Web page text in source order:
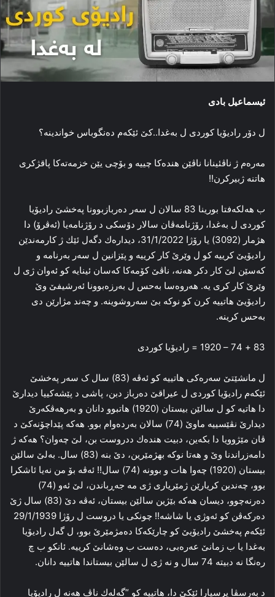
ئیسماعیل بادی
ل دۆر راديۆيا كوردى ل به‌غدا..كێ ئێكه‌م ده‌نگوباس خواندينه‌؟
مه‌ره‌م‌ ژ ناڤئينانا ناڤێن هنده‌كا چييه‌ و بۆچى يێن خزمه‌ته‌كا پاقژكرى
هاتنه‌ ژبيركرن!!
ب هه‌لكه‌فتا بورينا 83 سالان ل سه‌ر ده‌ربازبوونا په‌خشێ راديۆيا
كوردى ل به‌غدا، رۆژنامه‌ڤان سالار دۆسكى د رۆژنامه‌يا (ئه‌ڤرۆ) دا
هژمار (3092) يا رۆژا 31/1/2022، ديداره‌ك دگه‌ل ئێك ژ كارمه‌ندێن
راديۆيێ كرييه‌ كو ل وێرێ كار كرييه‌ و پێزانين ل سه‌ر به‌رنامه‌ و
كه‌سێن لێ كار دكر هه‌نه‌، ناڤێ كۆمه‌كا كه‌سان ئينايه‌ كو ئه‌وان ژى ل
وێرێ كار كرى يه. هه‌روه‌سا به‌حس ل به‌رزه‌بوونا ئه‌رشيفێ وێ
راديۆيێ هاتييه‌ كرن كو نوكه‌ بێ سه‌روشوينه‌. و چه‌ند مژارێن دى
به‌حس كرينه‌.‌
83 + 74 – 1920 = راديۆيا كوردى
ل مانشێتێ سه‌ره‌كى هاتييه‌ كو ئه‌ڤه‌ (83) سال ک سه‌ر په‌خشێ
ئێكه‌م راديۆيا كوردى ل عيراقێ ده‌رباز دبن، پاشى د پێشه‌كييا ديدارێ
دا هاتيه‌ كو ل سالێن بيستان (1920) هاتبوو دانان و به‌رهه‌ڤكه‌رێ
ديدارێ نڤێسييه‌ ماوێ (74) سالان به‌رده‌وام بوو. هه‌كه‌ پێداچۆنه‌كێ د
ڤان مێژوويا دا بكه‌ين، دبيت هنده‌ك ددروست بن، لێ چه‌وان؟ هه‌كه‌ ژ
دامه‌زراندنا وێ و هه‌تا نوكه‌ بهژمێرين، دێ بنه‌ (83) سال. به‌لێ سالێن
بيستان (1920) چه‌وا هات و بوونه‌ (74) سال!! ئه‌ڤه‌ بۆ من نه‌يا ئاشكرا
بوو، چه‌ندين كريارێن ژمێريارى ژى مه‌ جه‌ڕباندن، لێ ئه‌و (74)
ده‌رنه‌چوو، ديسان هه‌كه‌ بێژين سالێن بيستان، ئه‌ڤه‌ دێ (83) سال ژێ
ده‌ركه‌ڤن كو ئه‌وژى يا شاشه‌!! چونكى يا دروست ل رۆژا 29/1/1939
ئێكه‌م په‌خشێ راديۆيێ كو چارێكه‌كا ده‌مژمێرێ بوو، ل گه‌ل راديۆيا
به‌غدا يا ب زمانێ عه‌ره‌بى، ده‌ست ب وه‌شانێ كرييه‌. ئانكو ب چ
ره‌نگا نه‌ دبيته‌ 74 سال و نه‌ ژى ل سالێن بيستاندا هاتييه‌ دانان.
د به‌رسڤا پرسيارا ئێكێ دا، هاتييه‌ كو “گه‌له‌ك ناڤ هه‌نه‌ ل راديۆيا